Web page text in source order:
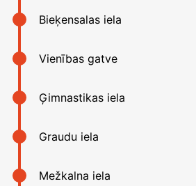
Bieķensalas iela
Vienības gatve
Ģimnastikas iela
Graudu iela
Mežkalna iela